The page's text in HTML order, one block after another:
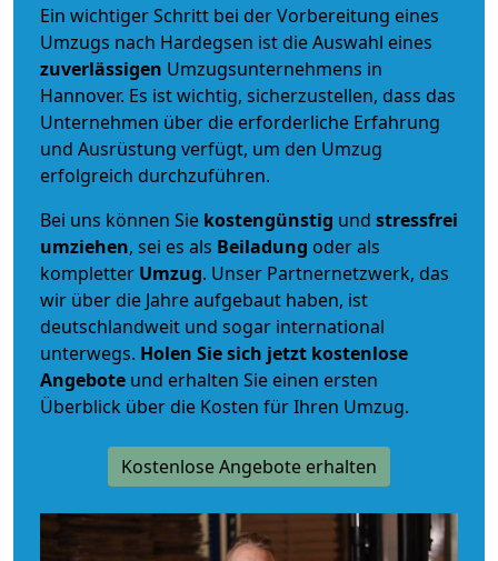
Ein wichtiger Schritt bei der Vorbereitung eines
Umzugs nach Hardegsen ist die Auswahl eines
zuverlässigen Umzugsunternehmens in
Hannover. Es ist wichtig, sicherzustellen, dass das
Unternehmen über die erforderliche Erfahrung
und Ausrüstung verfügt, um den Umzug
erfolgreich durchzuführen.
Bei uns können Sie kostengünstig und stressfrei
umziehen, sei es als Beiladung oder als
kompletter Umzug. Unser Partnernetzwerk, das
wir über die Jahre aufgebaut haben, ist
deutschlandweit und sogar international
unterwegs. Holen Sie sich jetzt kostenlose
Angebote und erhalten Sie einen ersten
Überblick über die Kosten für Ihren Umzug.
Kostenlose Angebote erhalten